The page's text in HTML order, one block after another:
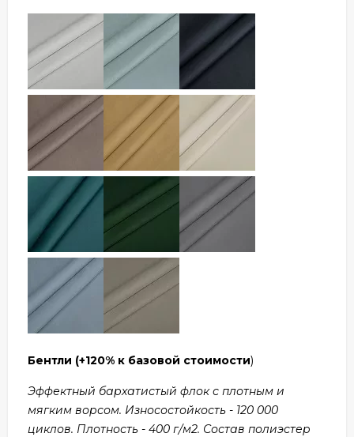
Бентли (+120% к базовой стоимости)
Эффектный бархатистый флок с плотным и
мягким ворсом. Износостойкость - 120 000
циклов. Плотность - 400 г/м2. Состав полиэстер